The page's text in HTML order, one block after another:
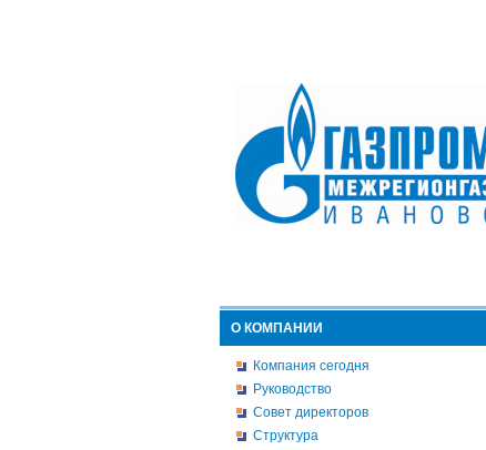
О КОМПАНИИ
Компания сегодня
Руководство
Совет директоров
Структура